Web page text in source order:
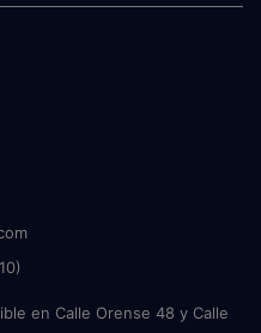
en Calle Orense 48 y Calle